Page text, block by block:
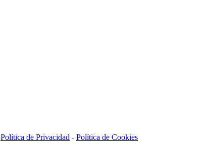
Política de Privacidad - Política de Cookies